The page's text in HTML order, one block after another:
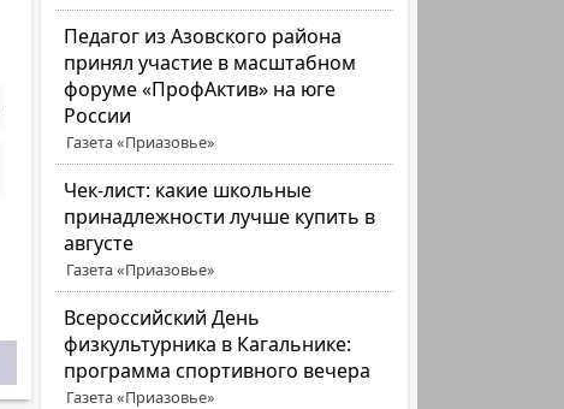
Педагог из Азовского района
принял участие в масштабном
форуме «ПрофАктив» на юге
России
Газета «Приазовье»
Чек-лист: какие школьные
принадлежности лучше купить в
августе
Газета «Приазовье»
Всероссийский День
физкультурника в Кагальнике:
программа спортивного вечера
Газета «Приазовье»